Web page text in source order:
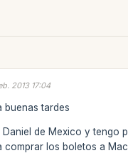
2013 17:04
buenas tardes
Daniel de Mexico y tengo
comprar los boletos a